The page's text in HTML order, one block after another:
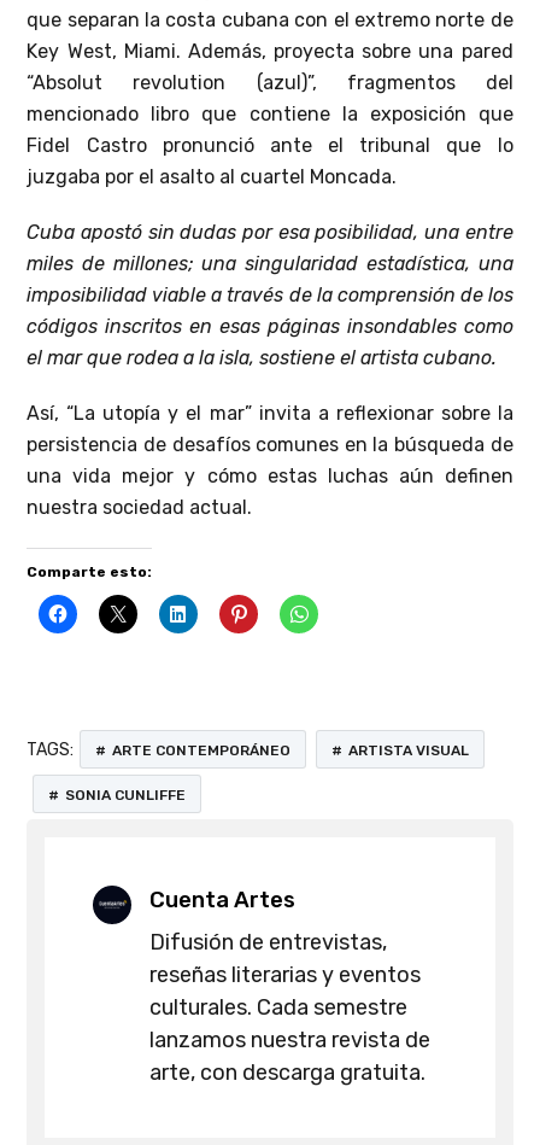
que separan la costa cubana con el extremo norte de
Key West, Miami. Además, proyecta sobre una pared
“Absolut revolution (azul)”, fragmentos del
mencionado libro que contiene la exposición que
Fidel Castro pronunció ante el tribunal que lo
juzgaba por el asalto al cuartel Moncada.
Cuba apostó sin dudas por esa posibilidad, una entre
miles de millones; una singularidad estadística, una
imposibilidad viable a través de la comprensión de los
códigos inscritos en esas páginas insondables como
el mar que rodea a la isla, sostiene el artista cubano.
Así, “La utopía y el mar” invita a reflexionar sobre la
persistencia de desafíos comunes en la búsqueda de
una vida mejor y cómo estas luchas aún definen
nuestra sociedad actual.
Comparte esto:
TAGS: ARTE CONTEMPORÁNEO ARTISTA VISUAL
SONIA CUNLIFFE
Cuenta Artes
Difusión de entrevistas,
reseñas literarias y eventos
culturales. Cada semestre
lanzamos nuestra revista de
arte, con descarga gratuita.